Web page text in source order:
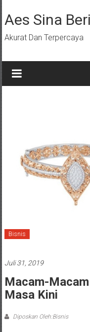
ke
konten
Aes Sina
Akurat Dan Terpercaya
Bisnis
Juli 31, 2019
Macam-
Masa Kini
Diposkan Oleh:Bisnis